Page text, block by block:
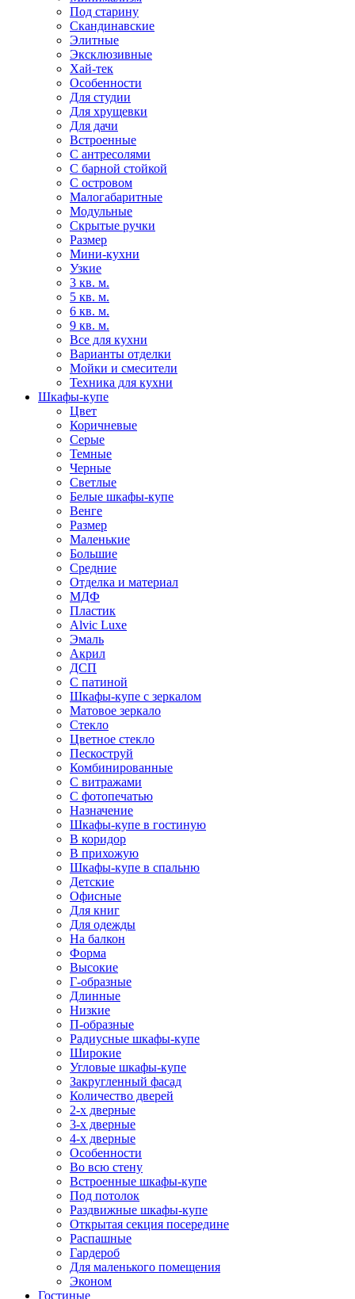
Под старину
Скандинавские
Элитные
Эксклюзивные
Хай-тек
Особенности
Для студии
Для хрущевки
Для дачи
Встроенные
С антресолями
С барной стойкой
С островом
Малогабаритные
Модульные
Скрытые ручки
Размер
Мини-кухни
Узкие
3 кв. м.
5 кв. м.
6 кв. м.
9 кв. м.
Все для кухни
Варианты отделки
Мойки и смесители
Техника для кухни
Шкафы-купе
Цвет
Коричневые
Серые
Темные
Черные
Светлые
Белые шкафы-купе
Венге
Размер
Маленькие
Большие
Средние
Отделка и материал
МДФ
Пластик
Alvic Luxe
Эмаль
Акрил
ДСП
С патиной
Шкафы-купе с зеркалом
Матовое зеркало
Стекло
Цветное стекло
Пескоструй
Комбинированные
С витражами
С фотопечатью
Назначение
Шкафы-купе в гостиную
В коридор
В прихожую
Шкафы-купе в спальню
Детские
Офисные
Для книг
Для одежды
На балкон
Форма
Высокие
Г-образные
Длинные
Низкие
П-образные
Радиусные шкафы-купе
Широкие
Угловые шкафы-купе
Закругленный фасад
Количество дверей
2-х дверные
3-х дверные
4-х дверные
Особенности
Во всю стену
Встроенные шкафы-купе
Под потолок
Раздвижные шкафы-купе
Открытая секция посередине
Распашные
Гардероб
Для маленького помещения
Эконом
Гостиные